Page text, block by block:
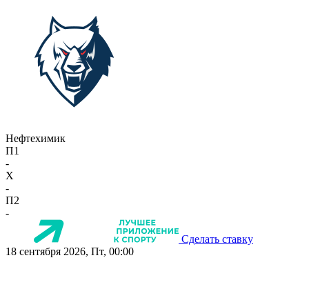
Нефтехимик
П1
-
X
-
П2
-
Сделать ставку
18 сентября 2026, Пт, 00:00